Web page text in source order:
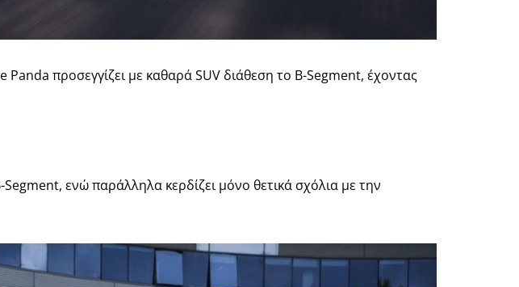
προσεγγίζει με καθαρά SUV διάθεση το B-Segment, έχοντας
ενώ παράλληλα κερδίζει μόνο θετικά σχόλια με την